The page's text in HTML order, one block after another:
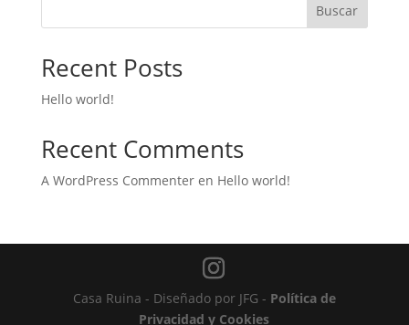
Buscar
Recent Posts
Hello world!
Recent Comments
A WordPress Commenteren Hello world!
Casa Ruina - Diseñado por JFG - Política de
Privacidad y Cookies